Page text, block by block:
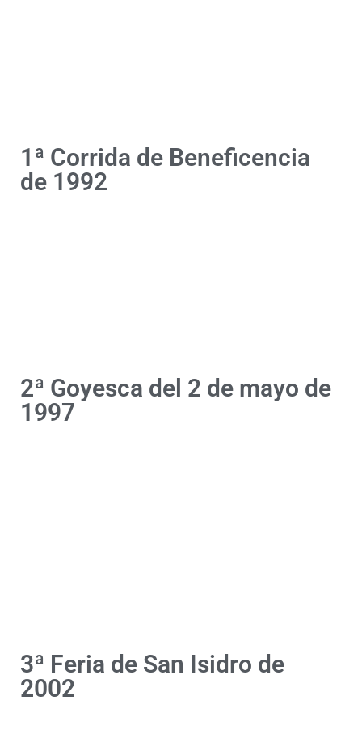
1ª Corrida de Beneficencia
de 1992
2ª Goyesca del 2 de mayo de
1997
3ª Feria de San Isidro de
2002